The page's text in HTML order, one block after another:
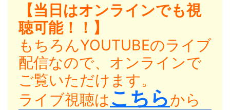
【当日はオンラインでも視
聴可能！！】
もちろんYOUTUBEのライブ
配信なので、オンラインで
ご覧いただけます。
ライブ視聴は こちらから